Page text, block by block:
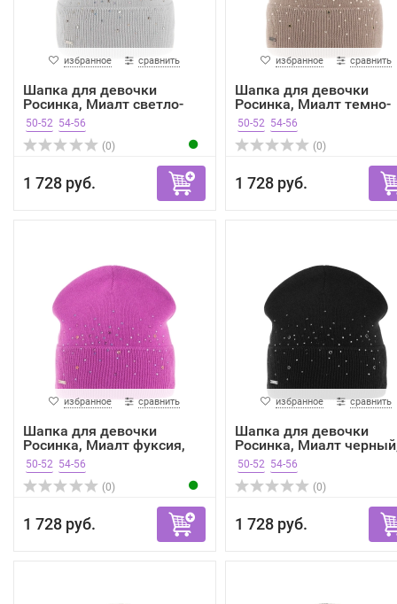
избранное сравнить
Шапка для девочки
Росинка, Миалт светло-
сер...
50-52 54-56
(0)
1 728 руб.
избранное сравнить
Шапка для девочки
Росинка, Миалт темно-
беже...
50-52 54-56
(0)
1 728 руб.
избранное сравнить
Шапка для девочки
Росинка, Миалт фуксия,
ве...
50-52 54-56
(0)
1 728 руб.
избранное сравнить
Шапка для девочки
Росинка, Миалт
ве...
50-52 54-56
(0)
1 728 руб.